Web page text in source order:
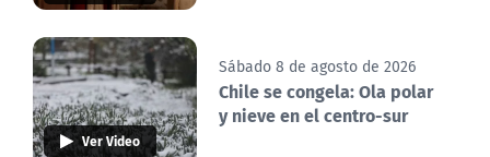
Ver Video
Sábado 8 de agosto de 2026
Chile se congela: Ola polar
y nieve en el centro-sur